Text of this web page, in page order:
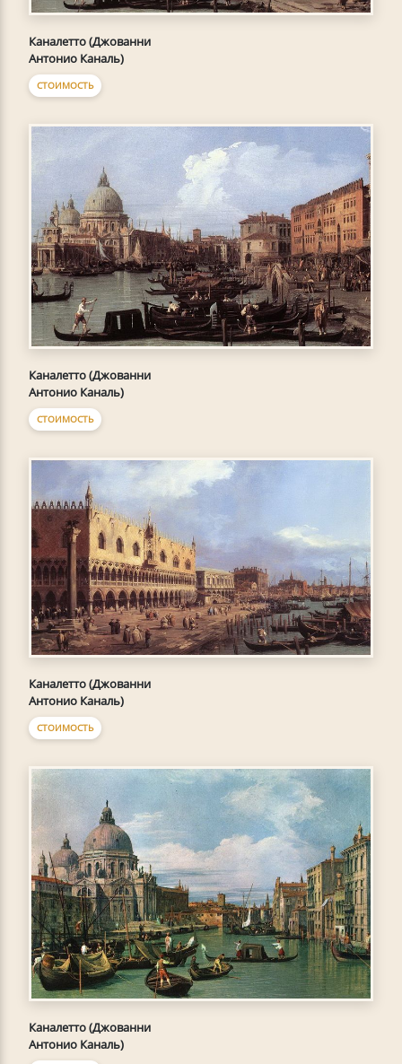
Каналетто (Джованни
Антонио Каналь)
СТОИМОСТЬ
Каналетто (Джованни
Антонио Каналь)
СТОИМОСТЬ
Каналетто (Джованни
Антонио Каналь)
СТОИМОСТЬ
Каналетто (Джованни
Антонио Каналь)